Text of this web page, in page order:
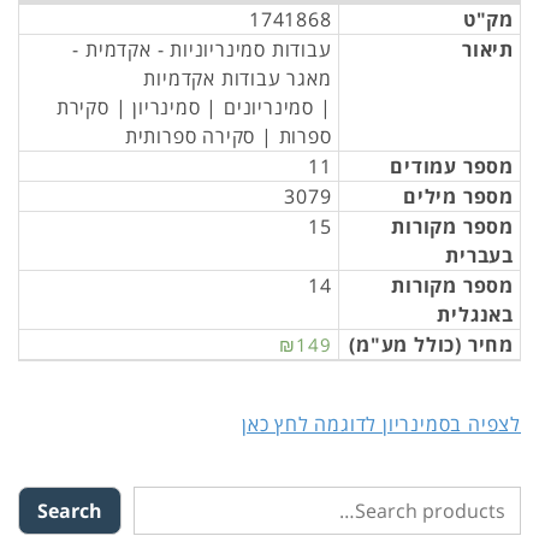
מק"ט
1741868
תיאור
עבודות סמינריוניות - אקדמית -
מאגר עבודות אקדמיות
| סמינריונים | סמינריון | סקירת
ספרות | סקירה ספרותית
מספר עמודים
11
מספר מילים
3079
מספר מקורות
בעברית
15
מספר מקורות
באנגלית
14
מחיר (כולל מע"מ) ₪149
לצפיה בסמינריון לדוגמה לחץ כאן
Search